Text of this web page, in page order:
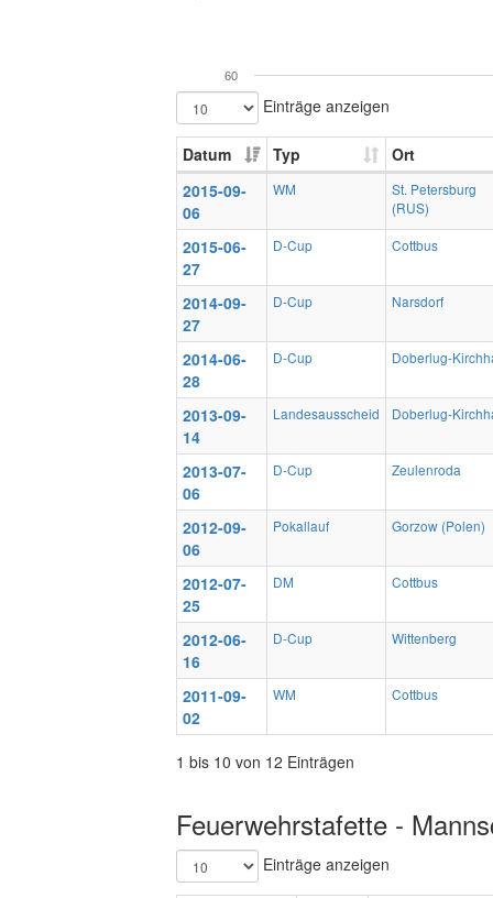
60
Einträge anzeigen
Datum Typ
Ort
2015-09-
06
WM
St. Petersburg
(RUS)
2015-06-
27
D-Cup Cottbus
2014-09-
27
D-Cup Narsdorf
2014-06-
28
D-Cup Doberlug-
2013-09-
14
Landesausscheid Doberlug-
2013-07-
06
D-Cup Zeulenroda
2012-09-
06
Pokallauf Gorzow (Polen)
2012-07-
25
DM Cottbus
2012-06-
16
D-Cup Wittenberg
2011-09-
02
WM Cottbus
1 bis 10 von 12 Einträgen
Feuerwehrstafette -
Einträge anzeigen